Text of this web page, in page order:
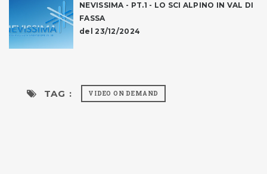
NEVISSIMA - PT.1 - LO SCI ALPINO IN VAL DI
FASSA
del 23/12/2024
TAG : VIDEO ON DEMAND